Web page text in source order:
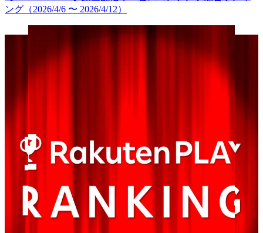
ング（2026/4/6 〜 2026/4/12）